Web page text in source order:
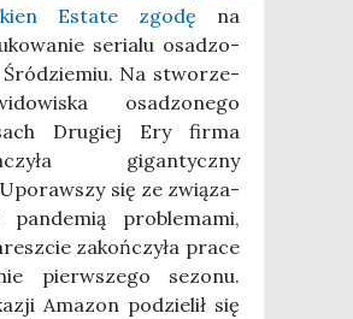
Esta­te zgo­dę na
seria­lu osa­dzo­
Na stwo­rze­
osa­dzo­ne­go
Dru­giej Ery fir­ma
gigan­tycz­ny
się ze zwią­za­
pro­ble­ma­mi,
zakoń­czy­ła pra­ce
pierw­sze­go sezo­nu.
Ama­zon podzie­lił się